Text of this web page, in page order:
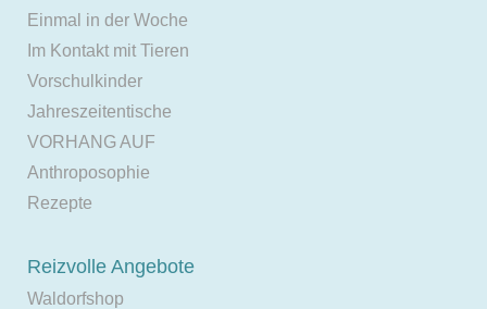
Einmal in der Woche
Im Kontakt mit Tieren
Vorschulkinder
Jahreszeitentische
VORHANG AUF
Anthroposophie
Rezepte
Reizvolle Angebote
Waldorfshop